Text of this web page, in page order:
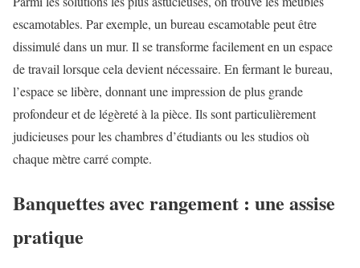
escamotables. Par exemple, un bureau escamotable peut être
dissimulé dans un mur. Il se transforme facilement en un espace
de travail lorsque cela devient nécessaire. En fermant le bureau,
l’espace se libère, donnant une impression de plus grande
profondeur et de légèreté à la pièce. Ils sont particulièrement
judicieuses pour les chambres d’étudiants ou les studios où
chaque mètre carré compte.
Banquettes avec rangement : une assise
pratique